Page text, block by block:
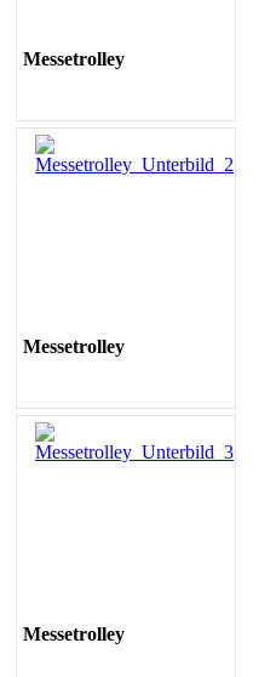
Messetrolley
Messetrolley
Messetrolley